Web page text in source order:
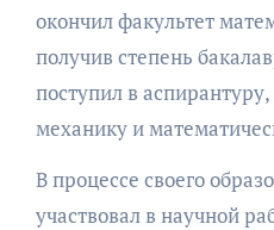
окончил факультет
получив степень
поступил в аспирантуру,
механику и
В процессе своего
участвовал в научной